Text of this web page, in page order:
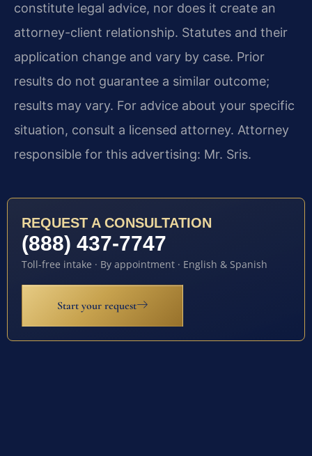
constitute legal advice, nor does it create an
attorney-client relationship. Statutes and their
application change and vary by case. Prior
results do not guarantee a similar outcome;
results may vary. For advice about your specific
situation, consult a licensed attorney. Attorney
responsible for this advertising: Mr. Sris.
REQUEST A CONSULTATION
(888) 437-7747
Toll-free intake · By appointment · English & Spanish
Start your request